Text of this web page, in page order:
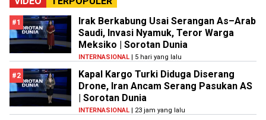
#1
Irak Berkabung Usai Serangan As–Arab
Saudi, Invasi Nyamuk, Teror Warga
Meksiko | Sorotan Dunia
INTERNASIONAL | 5 hari yang lalu
#2
Kapal Kargo Turki Diduga Diserang
Drone, Iran Ancam Serang Pasukan AS
| Sorotan Dunia
INTERNASIONAL | 23 jam yang lalu